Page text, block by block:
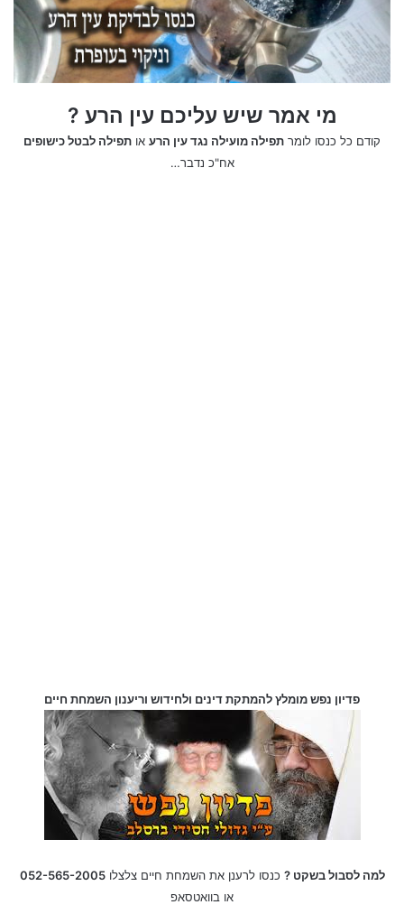
מי אמר שיש עליכם עין הרע ?
קודם כל כנסו לומר תפילה מועילה נגד עין הרע או תפילה לבטל כישופים
אח"כ נדבר…
פדיון נפש מומלץ להמתקת דינים ולחידוש וריענון השמחת חיים
למה לסבול בשקט ? כנסו לרענן את השמחת חיים צלצלו052-565-2005
או בוואטסאפ